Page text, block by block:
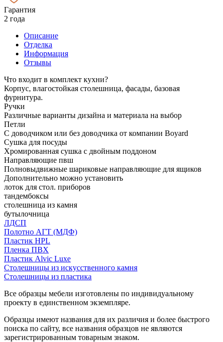
Гарантия
2 года
Описание
Отделка
Информация
Отзывы
Что входит в комплект кухни?
Корпус, влагостойкая столешница, фасады, базовая
фурнитура.
Ручки
Различные варианты дизайна и материала на выбор
Петли
С доводчиком или без доводчика от компании Boyard
Сушка для посуды
Хромированная сушка с двойным поддоном
Направляющие пвш
Полновыдвижные шариковые направляющие для ящиков
Дополнительно можно установить
лоток для стол. приборов
тандембоксы
столешница из камня
бутылочница
ЛДСП
Полотно АГТ (МДФ)
Пластик HPL
Пленка ПВХ
Пластик Alvic Luxe
Столешницы из искусственного камня
Столешницы из пластика
Все образцы мебели изготовлены по индивидуальному
проекту в единственном экземпляре.
Образцы имеют названия для их различия и более быстрого
поиска по сайту, все названия образцов не являются
зарегистрированным товарным знаком.